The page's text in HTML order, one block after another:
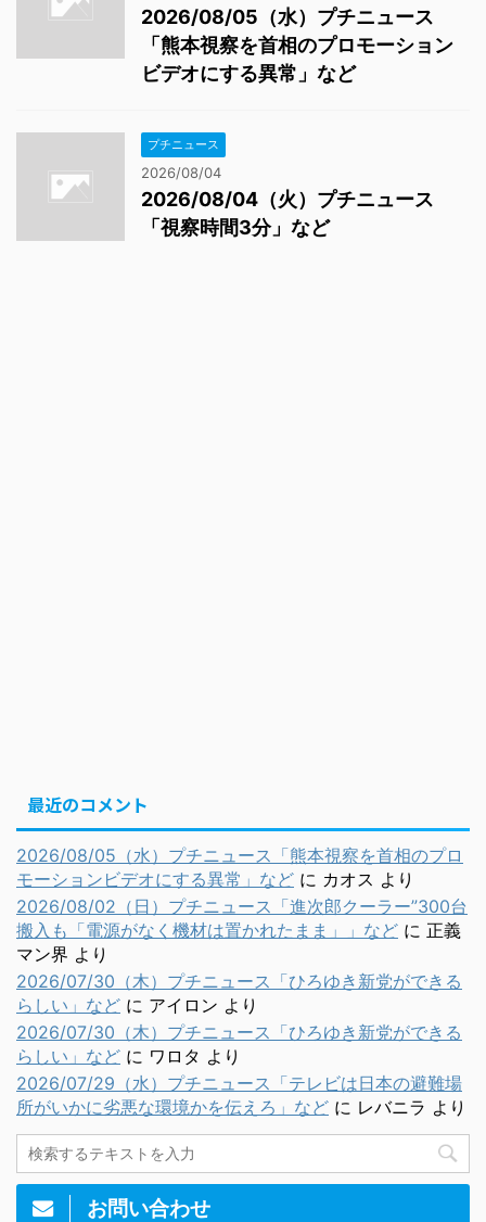
2026/08/05（水）プチニュース
「熊本視察を首相のプロモーション
ビデオにする異常」など
プチニュース
2026/08/04
2026/08/04（火）プチニュース
「視察時間3分」など
最近のコメント
2026/08/05（水）プチニュース「熊本視察を首相のプロ
モーションビデオにする異常」など に カオス より
2026/08/02（日）プチニュース「進次郎クーラー”300台
搬入も「電源がなく機材は置かれたまま」」など に 正義
マン界 より
2026/07/30（木）プチニュース「ひろゆき新党ができる
らしい」など に アイロン より
2026/07/30（木）プチニュース「ひろゆき新党ができる
らしい」など に ワロタ より
2026/07/29（水）プチニュース「テレビは日本の避難場
所がいかに劣悪な環境かを伝えろ」など に レバニラ より
お問い合わせ